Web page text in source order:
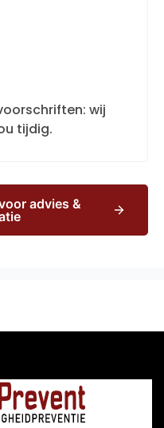
wij
tijdig.
advies &